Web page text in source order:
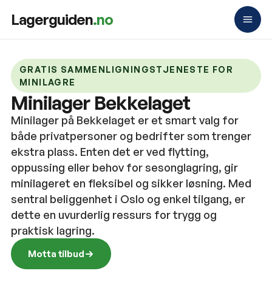
Lagerguiden.no
GRATIS SAMMENLIGNINGSTJENESTE FOR
MINILAGRE
Minilager Bekkelaget
Minilager på Bekkelaget er et smart valg for
både privatpersoner og bedrifter som trenger
ekstra plass. Enten det er ved flytting,
oppussing eller behov for sesonglagring, gir
minilageret en fleksibel og sikker løsning. Med
sentral beliggenhet i Oslo og enkel tilgang, er
dette en uvurderlig ressurs for trygg og
praktisk lagring.
Motta tilbud